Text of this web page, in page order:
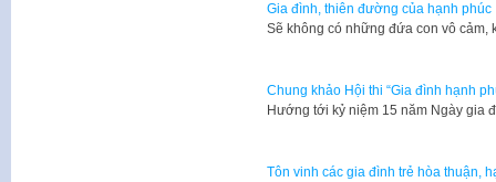
Gia đình, thiên đường của hạnh phúc
Sẽ không có những đứa con vô
Chung khảo Hội thi “Gia đình hạnh
Hướng tới kỷ niệm 15 năm Ngày gia
Tôn vinh các gia đình trẻ hòa thuận,